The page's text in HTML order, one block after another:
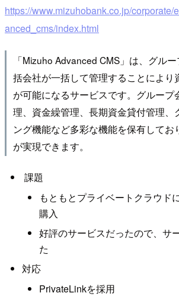
https://www.mizuhobank.co.jp/
anced_cms/index.html
「Mizuho Advanced CMS」は、グル
括会社が一括して管理することにより
が可能になるサービスです。グループ
理、資金繰管理、長期資金貸付管理、
ング機能など多彩な機能を保有してお
が実現できます。
課題
もともとプライベートクラウド
購入
好評のサービスだったので、サ
た
対応
PrivateLinkを採用